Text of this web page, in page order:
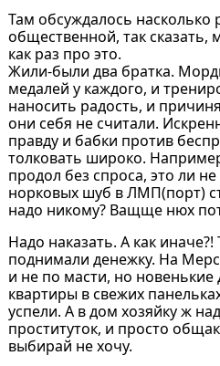
Там обсуждалось насколько
общественной, так сказать,
как раз про это.
Жили-были два братка.
медалей у каждого, и
наносить радость, и
они себя не считали.
правду и бабки против
толковать широко.
продол без спроса, это ли
норковых шуб в ЛМП(порт)
надо никому? Ващще нюх
Надо наказать. А как
поднимали денежку. На
и не по масти, но новенькие
квартиры в свежих
успели. А в дом хозяйку ж
проституток, и просто
выбирай не хочу.